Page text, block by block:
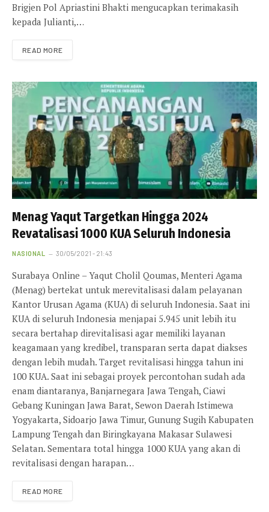
Brigjen Pol Apriastini Bhakti mengucapkan terimakasih
kepada Julianti,…
READ MORE
Menag Yaqut Targetkan Hingga 2024
Revatalisasi 1000 KUA Seluruh Indonesia
NASIONAL 30/05/2021 - 21:43
Surabaya Online – Yaqut Cholil Qoumas, Menteri Agama
(Menag) bertekat untuk merevitalisasi dalam pelayanan
Kantor Urusan Agama (KUA) di seluruh Indonesia. Saat ini
KUA di seluruh Indonesia menjapai 5.945 unit lebih itu
secara bertahap direvitalisasi agar memiliki layanan
keagamaan yang kredibel, transparan serta dapat diakses
dengan lebih mudah. Target revitalisasi hingga tahun ini
100 KUA. Saat ini sebagai proyek percontohan sudah ada
enam diantaranya, Banjarnegara Jawa Tengah, Ciawi
Gebang Kuningan Jawa Barat, Sewon Daerah Istimewa
Yogyakarta, Sidoarjo Jawa Timur, Gunung Sugih Kabupaten
Lampung Tengah dan Biringkayana Makasar Sulawesi
Selatan. Sementara total hingga 1000 KUA yang akan di
revitalisasi dengan harapan…
READ MORE